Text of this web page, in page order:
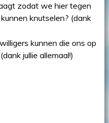
zodat we hier tegen
knutselen? (dank
kunnen die ons op
jullie allemaal!)